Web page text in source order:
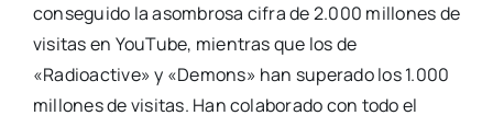
conseguido la asombrosa cifra de 2.000 millones de
visitas en YouTube, mientras que los de
«Radioactive» y «Demons» han superado los 1.000
millones de visitas. Han colaborado con todo el